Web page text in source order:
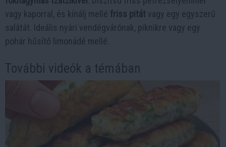
vagy kaporral, és kínálj mellé friss pitát vagy egy egyszerű
salátát. Ideális nyári vendégvárónak, piknikre vagy egy
pohár hűsítő limonádé mellé.
További videók a témában